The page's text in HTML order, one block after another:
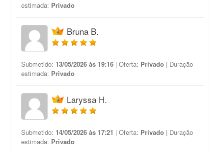
estimada: Privado
Bruna B.
Submetido: 13/05/2026 às 19:16 | Oferta: Privado | Duração
estimada: Privado
Laryssa H.
Submetido: 14/05/2026 às 17:21 | Oferta: Privado | Duração
estimada: Privado